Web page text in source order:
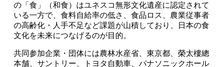
の「食」（和食）はユネスコ無形文化遺産に認定されて
いる一方で、食料自給率の低さ、食品ロス、農業従事者
の高齢化・人手不足など課題が山積しており、日本の食
文化を未来につなげるのが目的。
共同参加企業・団体には農林水産省、東京都、榮太樓總
本舗、サントリー、トヨタ自動車、パナソニックホール